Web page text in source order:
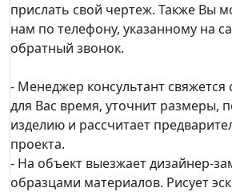
прислать свой чертеж. Также Вы
нам по телефону, указанному на
обратный звонок.
- Менеджер консультант свяжется
для Вас время, уточнит размеры,
изделию и рассчитает
проекта.
- На объект выезжает дизайнер-
образцами материалов. Рисует